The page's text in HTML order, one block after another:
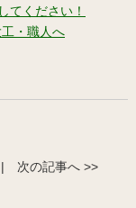
てください！
次の記事へ >>